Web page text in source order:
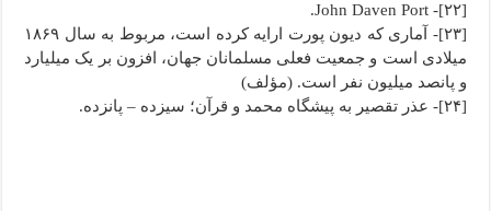
[۲۲]- John Daven Port.
[۲۳]- آماری که دیون پورت ارایه کرده است، مربوط به سال ۱۸۶۹
میلادی است و جمعیت فعلی مسلمانان جهان، افزون بر یک میلیارد
و پانصد میلیون نفر است. (مؤلف)
[۲۴]- عذر تقصیر به پیشگاه محمد و قرآن؛ سیزده – پانزده.